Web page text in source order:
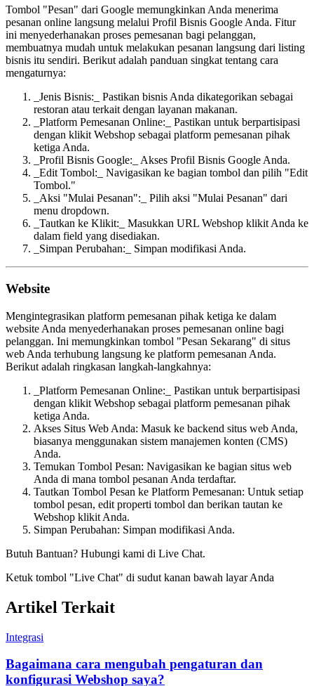
Tombol "Pesan" dari Google memungkinkan Anda menerima
pesanan online langsung melalui Profil Bisnis Google Anda. Fitur
ini menyederhanakan proses pemesanan bagi pelanggan,
membuatnya mudah untuk melakukan pesanan langsung dari listing
bisnis itu sendiri. Berikut adalah panduan singkat tentang cara
mengaturnya:
_Jenis Bisnis:_ Pastikan bisnis Anda dikategorikan sebagai
restoran atau terkait dengan layanan makanan.
_Platform Pemesanan Online:_ Pastikan untuk berpartisipasi
dengan klikit Webshop sebagai platform pemesanan pihak
ketiga Anda.
_Profil Bisnis Google:_ Akses Profil Bisnis Google Anda.
_Edit Tombol:_ Navigasikan ke bagian tombol dan pilih "Edit
Tombol."
_Aksi "Mulai Pesanan":_ Pilih aksi "Mulai Pesanan" dari
menu dropdown.
_Tautkan ke Klikit:_ Masukkan URL Webshop klikit Anda ke
dalam field yang disediakan.
_Simpan Perubahan:_ Simpan modifikasi Anda.
Website
Mengintegrasikan platform pemesanan pihak ketiga ke dalam
website Anda menyederhanakan proses pemesanan online bagi
pelanggan. Ini memungkinkan tombol "Pesan Sekarang" di situs
web Anda terhubung langsung ke platform pemesanan Anda.
Berikut adalah ringkasan langkah-langkahnya:
_Platform Pemesanan Online:_ Pastikan untuk berpartisipasi
dengan klikit Webshop sebagai platform pemesanan pihak
ketiga Anda.
Akses Situs Web Anda: Masuk ke backend situs web Anda,
biasanya menggunakan sistem manajemen konten (CMS)
Anda.
Temukan Tombol Pesan: Navigasikan ke bagian situs web
Anda di mana tombol pesanan Anda terdaftar.
Tautkan Tombol Pesan ke Platform Pemesanan: Untuk setiap
tombol pesan, edit properti tombol dan berikan tautan ke
Webshop klikit Anda.
Simpan Perubahan: Simpan modifikasi Anda.
Butuh Bantuan? Hubungi kami di Live Chat.
Ketuk tombol "Live Chat" di sudut kanan bawah layar Anda
Artikel Terkait
Integrasi
Bagaimana cara mengubah pengaturan dan
konfigurasi Webshop saya?